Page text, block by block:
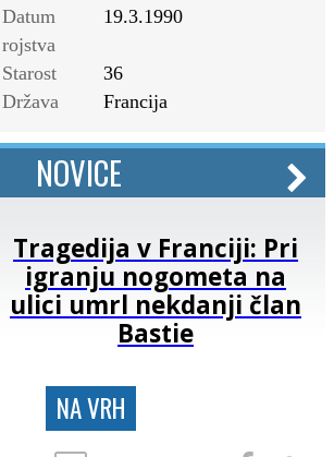
Datum
rojstva
19.3.1990
Starost
36
Država
Francija
NOVICE
Tragedija v Franciji: Pri
igranju nogometa na
ulici umrl nekdanji član
Bastie
NA VRH